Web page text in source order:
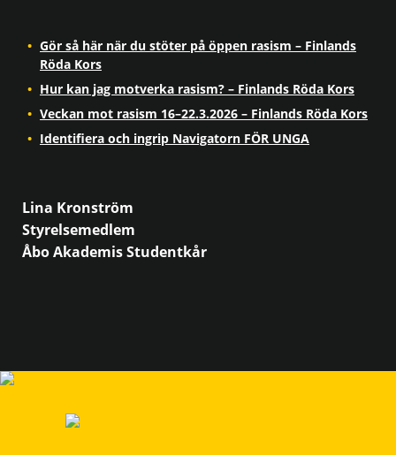
Gör så här när du stöter på öppen rasism – Finlands
Röda Kors
Hur kan jag motverka rasism? – Finlands Röda Kors
Veckan mot rasism 16–22.3.2026 – Finlands Röda Kors
Identifiera och ingrip Navigatorn FÖR UNGA
Lina Kronström
Styrelsemedlem
Åbo Akademis Studentkår